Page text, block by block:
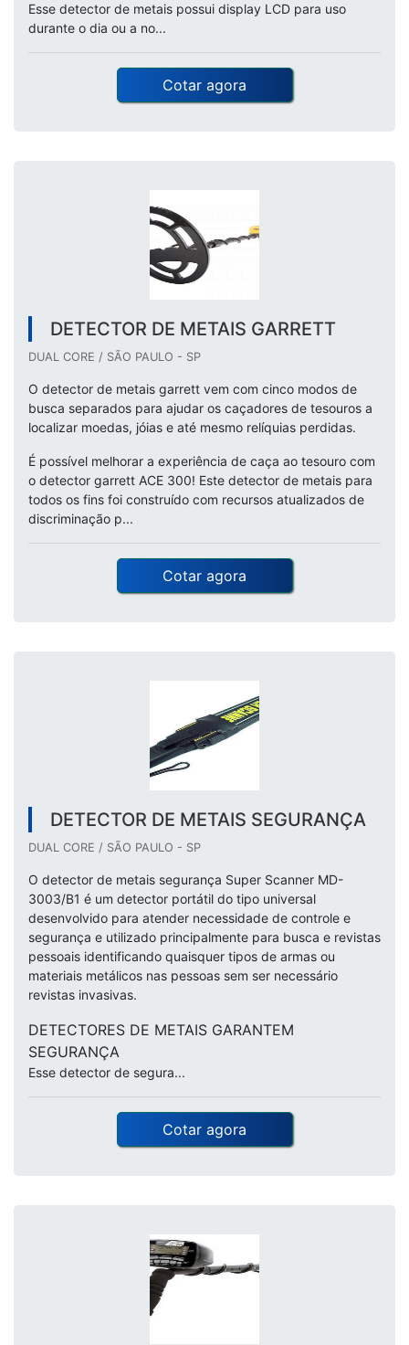
Esse detector de metais possui display LCD para uso
durante o dia ou a no...
Cotar agora
DETECTOR DE METAIS GARRETT
DUAL CORE / SÃO PAULO - SP
O detector de metais garrett vem com cinco modos de
busca separados para ajudar os caçadores de tesouros a
localizar moedas, jóias e até mesmo relíquias perdidas.
É possível melhorar a experiência de caça ao tesouro com
o detector garrett ACE 300! Este detector de metais para
todos os fins foi construído com recursos atualizados de
discriminação p...
Cotar agora
DETECTOR DE METAIS SEGURANÇA
DUAL CORE / SÃO PAULO - SP
O detector de metais segurança Super Scanner MD-
3003/B1 é um detector portátil do tipo universal
desenvolvido para atender necessidade de controle e
segurança e utilizado principalmente para busca e revistas
pessoais identificando quaisquer tipos de armas ou
materiais metálicos nas pessoas sem ser necessário
revistas invasivas.
DETECTORES DE METAIS GARANTEM
SEGURANÇA
Esse detector de segura...
Cotar agora